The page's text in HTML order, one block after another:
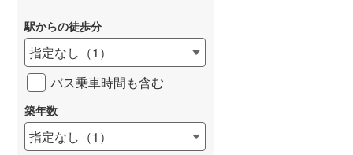
駅からの徒歩分
指定なし （1 ）
バス乗車時間も含む
築年数
指定なし （1 ）